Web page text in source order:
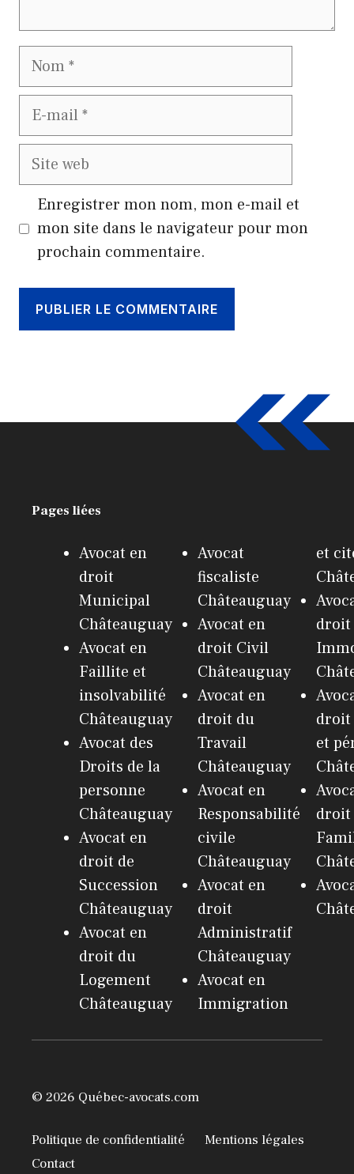
Nom
E-
mail
Site
web
Enregistrer mon nom, mon e-mail et
mon site dans le navigateur pour mon
prochain commentaire.
Pages liées
Avocat en
droit
Municipal
Châteauguay
Avocat en
Faillite et
insolvabilité
Châteauguay
Avocat des
Droits de la
personne
Châteauguay
Avocat en
droit de
Succession
Châteauguay
Avocat en
droit du
Logement
Châteauguay
Avocat
fiscaliste
Châteauguay
Avocat en
droit Civil
Châteauguay
Avocat en
droit du
Travail
Châteauguay
Avocat en
Responsabilité
civile
Châteauguay
Avocat en
droit
Administratif
Châteauguay
Avocat en
Immigration
et
droit
et
droit
© 2026 Québec-avocats.com
Politique de confidentialité
Mentions légales
Contact